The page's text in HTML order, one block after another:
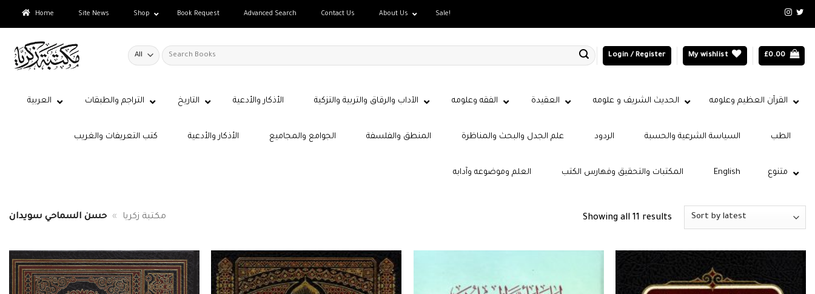
Home Site News Shop Book Request Advanced Search Contact Us About Us Sale!
Search
for:
Login / Register My wishlist £0.00
القرآن العظيم وعلومه الحديث الشريف و علومه العقيدة الفقه وعلومه الآداب والرقاق والتربية والتزكية الأذكار والأدعية التاريخ التراجم والطبقات العربية
كتب التعريفات والغريب الأذكار والأدعية الجوامع والمجاميع المنطق والفلسفة علم الجدل والبحث والمناظرة الردود السياسة الشرعية والحسبة الطب
العلم وموضوعه وآدابه المكتبات والتحقيق وفهارس الكتب متنوع English
مكتبة زكريا » حسن السماحي سويدان Showing all 11 resultsSorted